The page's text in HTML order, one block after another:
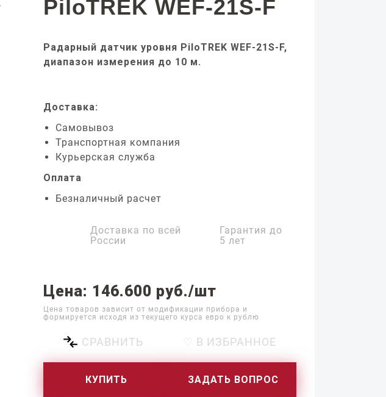
PiloTREK WEF-21S-F
Радарный датчик уровня PiloTREK WEF-21S-F,
диапазон измерения до 10 м.
Доставка:
Самовывоз
Транспортная компания
Курьерская служба
Оплата
Безналичный расчет
Доставка по всей
России
Гарантия до
5 лет
Цена: 146.600 руб./шт
Цена товаров зависит от модификации прибора и
формируется исходя из текущего курса евро к рублю
СРАВНИТЬ ♡ В ИЗБРАННОЕ
КУПИТЬ ЗАДАТЬ ВОПРОС